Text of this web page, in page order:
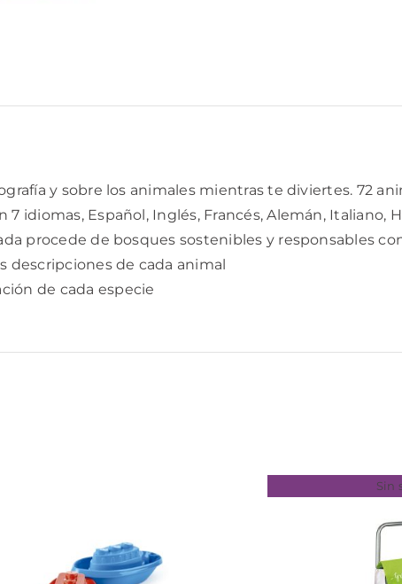
y sobre los animales mientras te diviertes. 72
idiomas, Español, Inglés, Francés, Alemán, Italiano,
procede de bosques sostenibles y responsables
descripciones de cada animal
de cada especie
Sin